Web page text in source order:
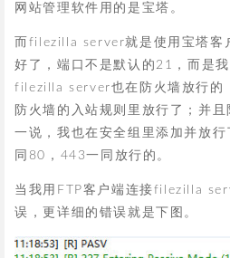
网站管理软件用的是宝塔。
而filezilla server就是使用宝塔客
好了，端口不是默认的21，而是
filezilla server也在防火墙放行的
防火墙的入站规则里放行了；并
一说，我也在安全组里添加并放
同80，443一同放行的。
当我用FTP客户端连接filezilla
误，更详细的错误就是下图。